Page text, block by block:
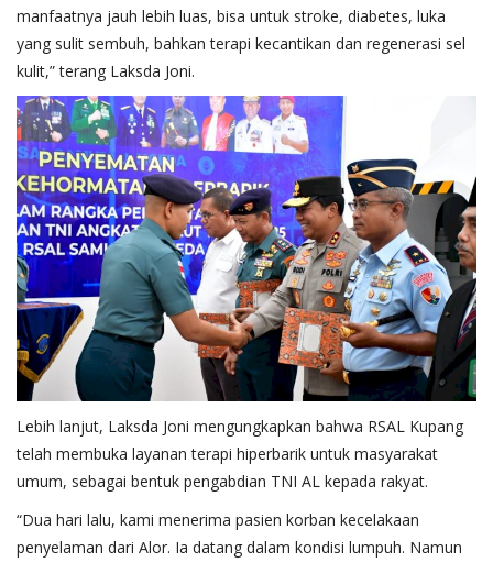
manfaatnya jauh lebih luas, bisa untuk stroke, diabetes, luka
yang sulit sembuh, bahkan terapi kecantikan dan regenerasi sel
kulit,” terang Laksda Joni.
Lebih lanjut, Laksda Joni mengungkapkan bahwa RSAL Kupang
telah membuka layanan terapi hiperbarik untuk masyarakat
umum, sebagai bentuk pengabdian TNI AL kepada rakyat.
“Dua hari lalu, kami menerima pasien korban kecelakaan
penyelaman dari Alor. Ia datang dalam kondisi lumpuh. Namun